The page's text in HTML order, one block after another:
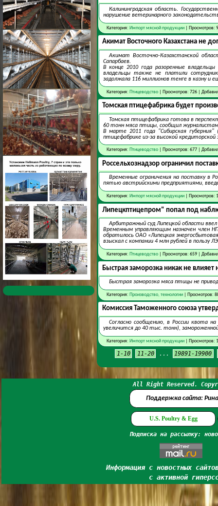
Калининградская область.
нарушение ветеринарного
Категория: Импорт мясной продукции| Просмотров:
Акимат Восточного Казахстана не
Акимат Восточно-Казахстанской
Сапарбаев.
В конце 2010 года разоренные
владельцы также не платили
задолжала 116 миллионов тенге в казну и
Категория: Птицеводство| Просмотров: 726 |
Томская птицефабрика будет
Томская птицефабрика готова в
60 тонн мяса птицы, сообщил журналистам
В марте 2011 года "Сибирская губерния"
птицефабрике из-за высокой кредиторской
Категория: Птицеводство| Просмотров: 677 |
Россельхознадзор ограничил
Временные ограничения на поставку в
пятью австрийскими предприятиями,
Категория: Импорт мясной продукции| Просмотров:
Липецкптицепром" попал под
Арбитражный суд Липецкой области
Временным управляющим назначен член
обратилось ОАО «Липецкая
взыскал с компании 4 млн рублей в пользу
Категория: Птицеводство| Просмотров: 659 |
Быстрая заморозка никак не
Быстрая заморозка мяса птицы не
Категория: Производство, технологии| Просмотров:
Комиссия Таможенного союза
Согласно сообщению, в России квота
увеличится до 40 тыс. тонн),
Категория: Импорт мясной продукции| Просмотров:
1-10 11-20 ... 19891-19900
All Right Reserved.
Поддержка сайта:
U.S. Poultry & Egg
Подписка на рассылку:
Информация с новостных
с активной